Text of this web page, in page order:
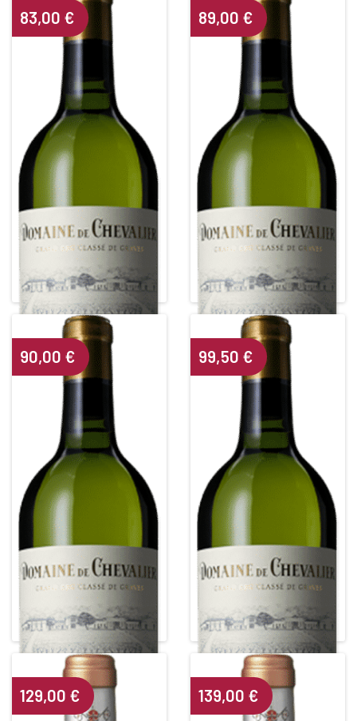
DOMAINE DE CHEVALIER
Grand Cru Classé de Graves
White • 2013
PESSAC LEOGNAN BLANC
Alcohol content : 13°
83,00 €
DOMAINE DE CHEVALIER
Grand Cru Classé de Graves
White • 2012
PESSAC LEOGNAN BLANC
Alcohol content : 14°
89,00 €
DOMAINE DE CHEVALIER
Grand Cru Classé de Graves
White • 2014
PESSAC LEOGNAN BLANC
Alcohol content : 13,5°
90,00 €
DOMAINE DE CHEVALIER
Grand Cru Classé de Graves
White • 2017
PESSAC LEOGNAN BLANC
Alcohol content : 13,5°
99,50 €
129,00 € 139,00 €